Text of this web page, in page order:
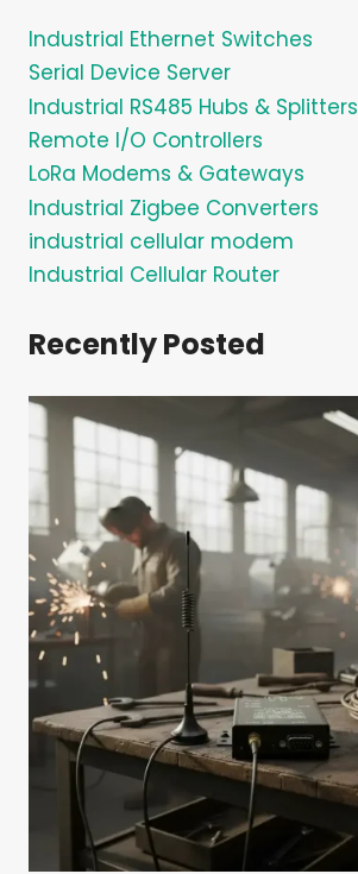
n
Industrial Ethernet Switches
Serial Device Server
Industrial RS485 Hubs & Splitters
Remote I/O Controllers
LoRa Modems & Gateways
Industrial Zigbee Converters
industrial cellular modem
Industrial Cellular Router
Recently Posted